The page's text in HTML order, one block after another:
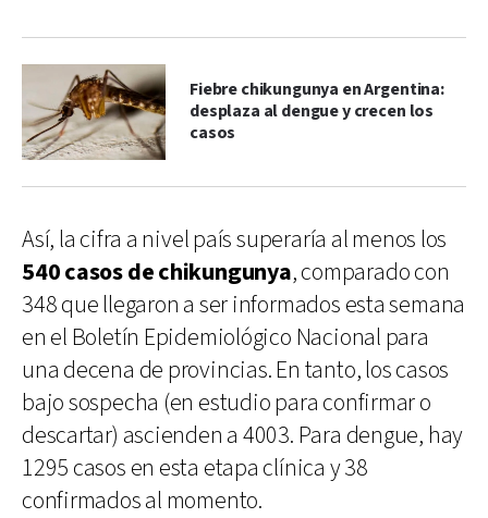
Fiebre chikungunya en Argentina:
desplaza al dengue y crecen los
casos
Así, la cifra a nivel país superaría al menos los
540 casos de chikungunya, comparado con
348 que llegaron a ser informados esta semana
en el Boletín Epidemiológico Nacional para
una decena de provincias. En tanto, los casos
bajo sospecha (en estudio para confirmar o
descartar) ascienden a 4003. Para dengue, hay
1295 casos en esta etapa clínica y 38
confirmados al momento.